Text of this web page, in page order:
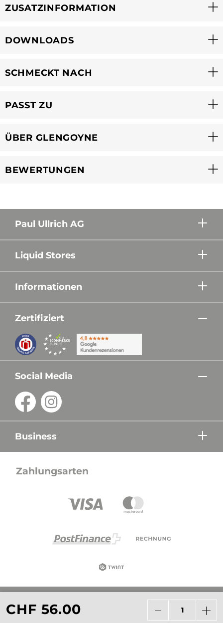
CHF 56.00
ZUSATZINFORMATION
DOWNLOADS
SCHMECKT NACH
PASST ZU
ÜBER GLENGOYNE
BEWERTUNGEN
Paul Ullrich AG
Liquid Stores
Informationen
Zertifiziert
Social Media
Business
Zahlungsarten
Alle Preise in CHF inkl. Mehrwertsteuer zzgl.
Versandkosten wenn nicht anders beschrieben.